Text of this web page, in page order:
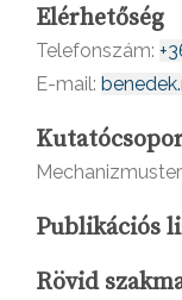
Elérhetőség
Telefonszám:
E-mail:
Publikációs
Rövid